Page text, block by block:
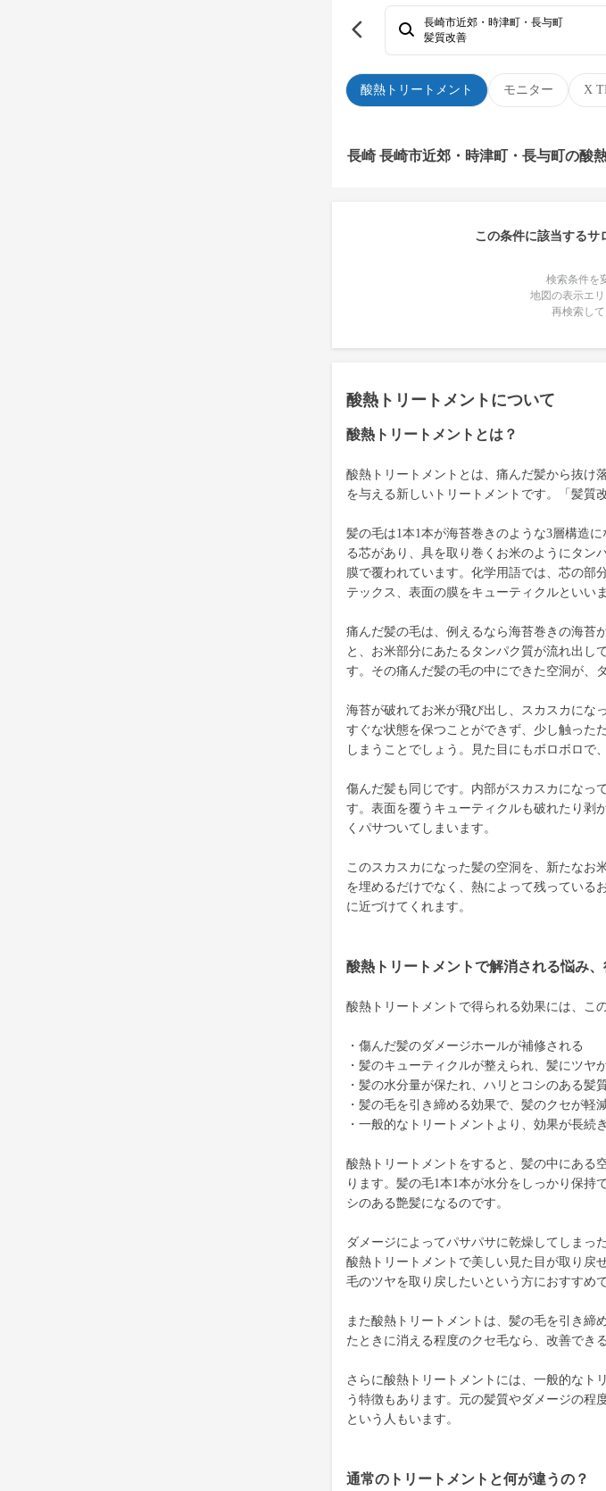
酸熱トリートメント モニター X
長崎市近郊・時津町・長与町
髪質改善
長崎 長崎市近郊・時津町・長与町の酸
この条件に該当するサ
検索条件を
地図の表示エ
再検索し
酸熱トリートメントについて
酸熱トリートメントとは？
酸熱トリートメントとは、痛んだ髪から抜け
を与える新しいトリートメントです。「髪質
髪の毛は1本1本が海苔巻きのような3層構造
る芯があり、具を取り巻くお米のようにタン
膜で覆われています。化学用語では、芯の部
テックス、表面の膜をキューティクルといいま
痛んだ髪の毛は、例えるなら海苔巻きの海苔
と、お米部分にあたるタンパク質が流れ出し
す。その痛んだ髪の毛の中にできた空洞が、
海苔が破れてお米が飛び出し、スカスカにな
すぐな状態を保つことができず、少し触った
しまうことでしょう。見た目にもボロボロで
傷んだ髪も同じです。内部がスカスカになっ
す。表面を覆うキューティクルも破れたり剥
くパサついてしまいます。
このスカスカになった髪の空洞を、新たなお
を埋めるだけでなく、熱によって残っている
に近づけてくれます。
酸熱トリートメントで解消される悩み
酸熱トリートメントで得られる効果には、こ
・傷んだ髪のダメージホールが補修される
・髪のキューティクルが整えられ、髪にツヤ
・髪の水分量が保たれ、ハリとコシのある髪
・髪の毛を引き締める効果で、髪のクセが軽
・一般的なトリートメントより、効果が長続
酸熱トリートメントをすると、髪の中にある
ります。髪の毛1本1本が水分をしっかり保持
シのある艶髪になるのです。
ダメージによってパサパサに乾燥してしまっ
酸熱トリートメントで美しい見た目が取り戻
毛のツヤを取り戻したいという方におすすめで
また酸熱トリートメントは、髪の毛を引き締
たときに消える程度のクセ毛なら、改善でき
さらに酸熱トリートメントには、一般的なト
う特徴もあります。元の髪質やダメージの程
という人もいます。
通常のトリートメントと何が違うの？